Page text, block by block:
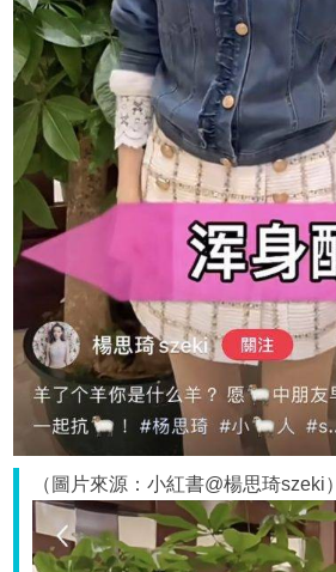
（圖片來源：小紅書@楊思琦szeki）